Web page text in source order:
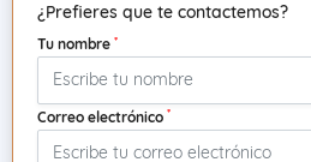
¿Prefieres que te contactemos?
Tu nombre *
Correo electrónico *